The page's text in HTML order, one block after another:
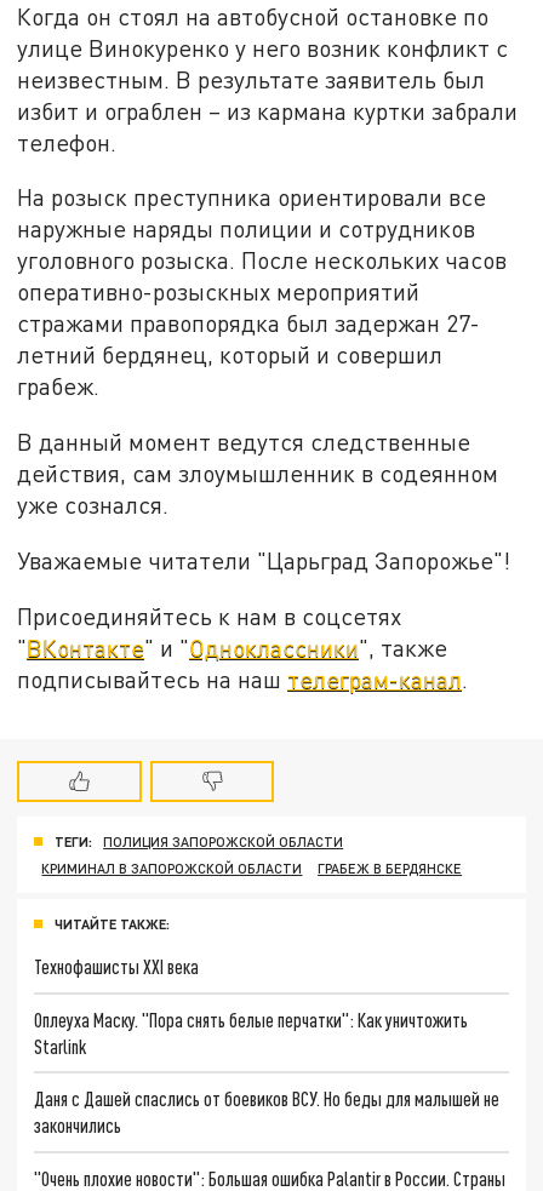
Когда он стоял на автобусной остановке по
улице Винокуренко у него возник конфликт с
неизвестным. В результате заявитель был
избит и ограблен – из кармана куртки забрали
телефон.
На розыск преступника ориентировали все
наружные наряды полиции и сотрудников
уголовного розыска. После нескольких часов
оперативно-розыскных мероприятий
стражами правопорядка был задержан 27-
летний бердянец, который и совершил
грабеж.
В данный момент ведутся следственные
действия, сам злоумышленник в содеянном
уже сознался.
Уважаемые читатели "Царьград Запорожье"!
Присоединяйтесь к нам в соцсетях
"ВКонтакте" и "Одноклассники", также
подписывайтесь на наш телеграм-канал
ТЕГИ:
ПОЛИЦИЯ ЗАПОРОЖСКОЙ ОБЛАСТИ
КРИМИНАЛ В ЗАПОРОЖСКОЙ ОБЛАСТИ
ГРАБЕЖ В БЕРДЯНСКЕ
ЧИТАЙТЕ ТАКЖЕ:
Технофашисты XXI века
Оплеуха Маску. "Пора снять белые перчатки": Как уничтожить
Starlink
Даня с Дашей спаслись от боевиков ВСУ. Но беды для малышей не
закончились
"Очень плохие новости": Большая ошибка Palantir в России. Страны